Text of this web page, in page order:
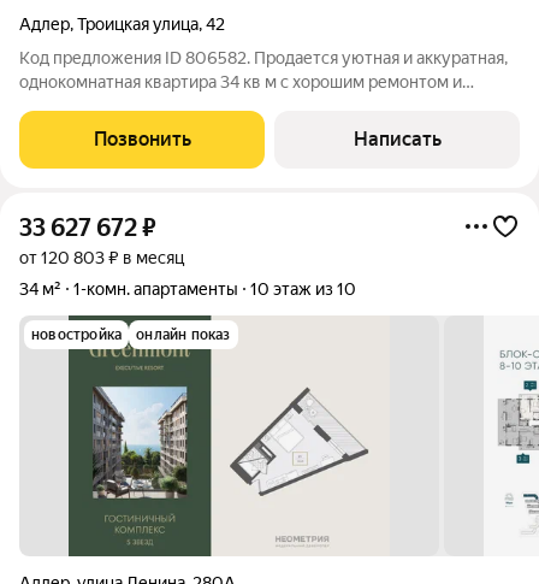
Адлер,Троицкая улица,42
Код предложения ID 806582. Продается уютная и аккуратная,
однокомнатная квартира 34 кв м с хорошим ремонтом и
коммунальным платежам. Один взрослый собственник.
Продажа с дальнейшей покупкой.Локация:
Позвонить Написать
33 627 672₽
от 120 803 ₽ в месяц
34 м²
1-комн. апартаменты 10 этаж из 10
новостройка онлайн показ